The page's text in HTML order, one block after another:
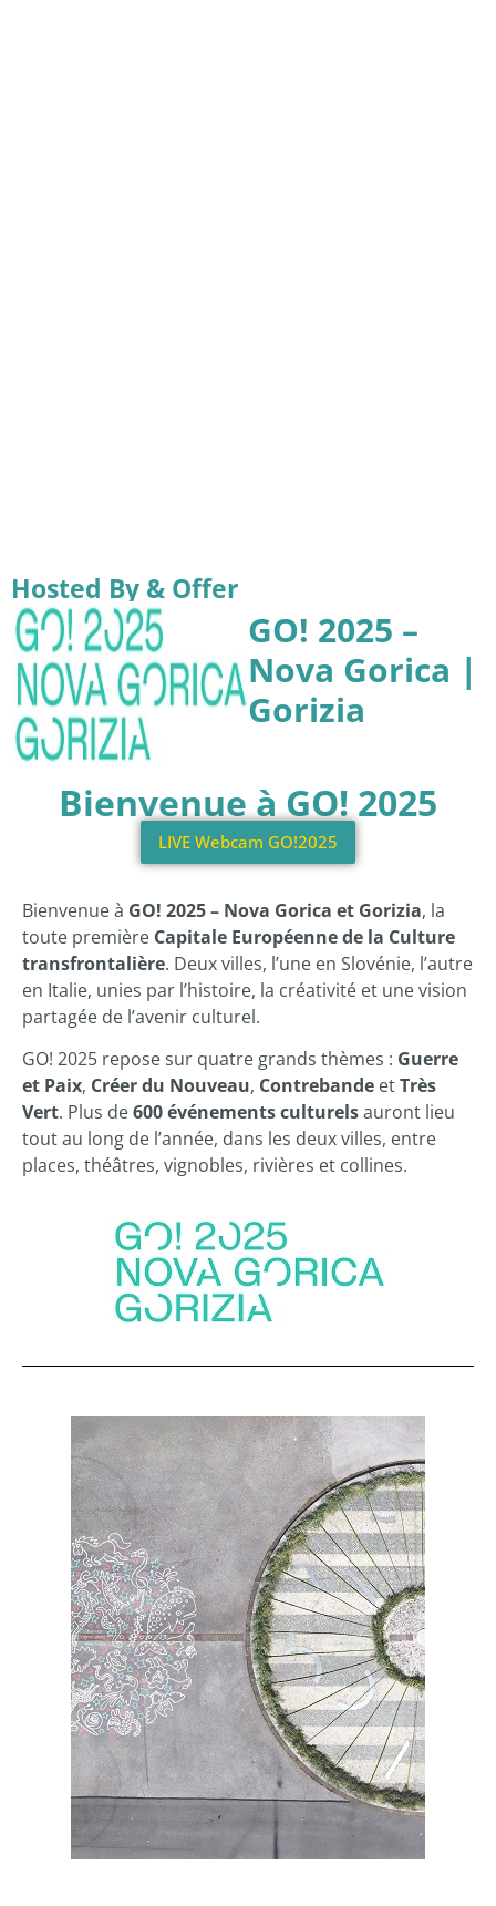
Hosted By & Offer
GO! 2025 –
Nova Gorica |
Gorizia
Bienvenue à GO! 2025
LIVE Webcam GO!2025
Bienvenue à GO! 2025 – Nova Gorica et Gorizia, la
toute première Capitale Européenne de la Culture
transfrontalière. Deux villes, l’une en Slovénie, l’autre
en Italie, unies par l’histoire, la créativité et une vision
partagée de l’avenir culturel.
GO! 2025 repose sur quatre grands thèmes : Guerre
et Paix, Créer du Nouveau, Contrebande etTrès
Vert. Plus de600 événements culturelsauront lieu
tout au long de l’année, dans les deux villes, entre
places, théâtres, vignobles, rivières et collines.